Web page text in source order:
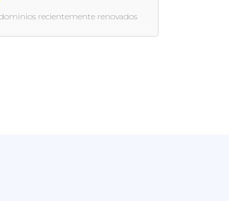
recientemente renovados